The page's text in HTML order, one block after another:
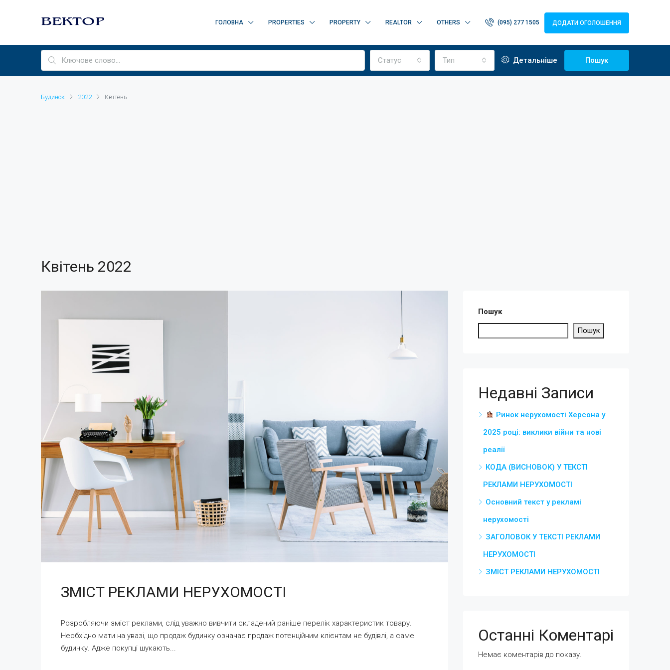
ГОЛОВНА PROPERTIES PROPERTY REALTOR OTHERS (095) 277 1505 ДОДАТИ ОГОЛОШЕННЯ
Статус Тип Детальніше Пошук
Будинок 2022 Квітень
Квітень 2022
ЗМІСТ РЕКЛАМИ НЕРУХОМОСТІ
Розробляючи зміст реклами, слід уважно вивчити складений раніше перелік характеристик товару.
Необхідно мати на увазі, що продаж будинку означає продаж потенційним клієнтам не будівлі, а саме
будинку. Адже покупці шукають...
Пошук
Пошук
Недавні Записи
Ринок нерухомості Херсона у
2025 році: виклики війни та нові
реалії
КОДА (ВИСНОВОК) У ТЕКСТІ
РЕКЛАМИ НЕРУХОМОСТІ
Основний текст у рекламі
нерухомості
ЗАГОЛОВОК У ТЕКСТІ РЕКЛАМИ
НЕРУХОМОСТІ
ЗМІСТ РЕКЛАМИ НЕРУХОМОСТІ
Останні Коментарі
Немає коментарів до показу.